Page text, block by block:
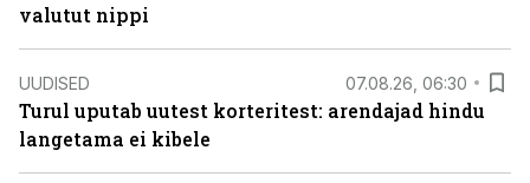
valutut nippi
UUDISED 07.08.26, 06:30
Turul uputab uutest korteritest: arendajad hindu
langetama ei kibele